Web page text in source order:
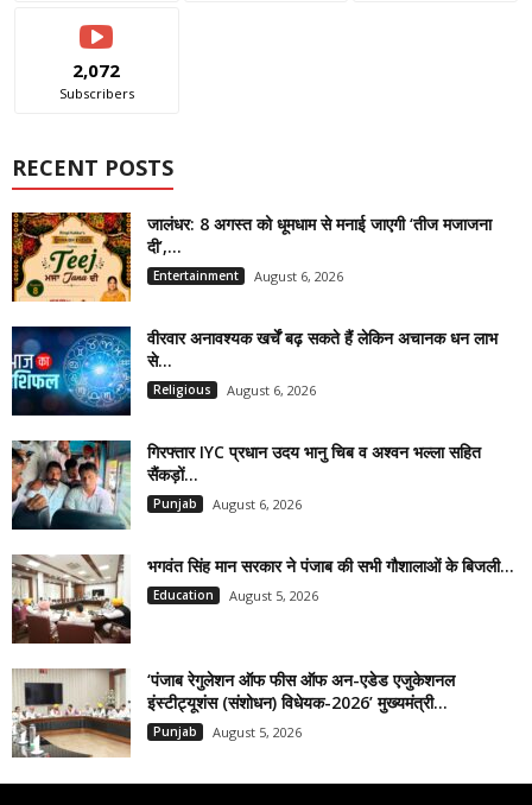
2,072
Subscribers
RECENT POSTS
जालंधर: 8 अगस्त को धूमधाम से मनाई जाएगी ‘तीज मजाजना
दी’,...
Entertainment August 6, 2026
वीरवार अनावश्यक खर्चें बढ़ सकते हैं लेकिन अचानक धन लाभ
से...
Religious August 6, 2026
गिरफ्तार IYC प्रधान उदय भानु चिब व अश्वन भल्ला सहित
सैंकड़ों...
Punjab August 6, 2026
भगवंत सिंह मान सरकार ने पंजाब की सभी गौशालाओं के बिजली...
Education August 5, 2026
‘पंजाब रेगुलेशन ऑफ फीस ऑफ अन-एडेड एजुकेशनल
इंस्टीट्यूशंस (संशोधन) विधेयक-2026’ मुख्यमंत्री...
Punjab August 5, 2026